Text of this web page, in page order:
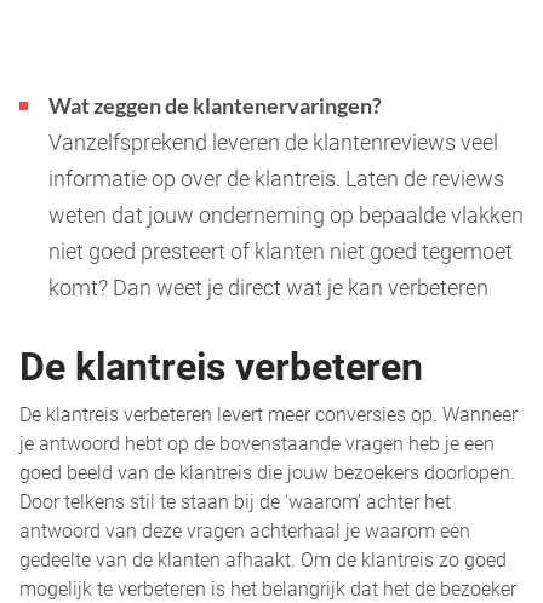
Wat zeggen de klantenervaringen?
Vanzelfsprekend leveren de klantenreviews veel
informatie op over de klantreis. Laten de reviews
weten dat jouw onderneming op bepaalde vlakken
niet goed presteert of klanten niet goed tegemoet
komt? Dan weet je direct wat je kan verbeteren
De klantreis verbeteren
De klantreis verbeteren levert meer conversies op. Wanneer
je antwoord hebt op de bovenstaande vragen heb je een
goed beeld van de klantreis die jouw bezoekers doorlopen.
Door telkens stil te staan bij de ‘waarom’ achter het
antwoord van deze vragen achterhaal je waarom een
gedeelte van de klanten afhaakt. Om de klantreis zo goed
mogelijk te verbeteren is het belangrijk dat het de bezoeker